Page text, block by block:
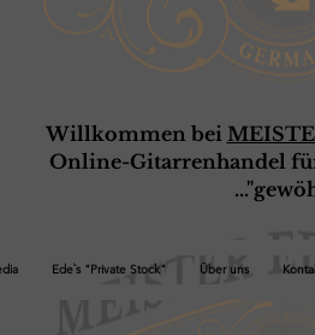
Willkommen bei
Online-Gitarrenhandel
Ede`s "Private Stock" Über uns